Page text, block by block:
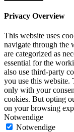
Privacy Overview
This website uses
navigate through the
are categorized as
essential for the
also use third-party
you use this website.
only with your
cookies. But opting
on your browsing
Notwendige
Notwendige